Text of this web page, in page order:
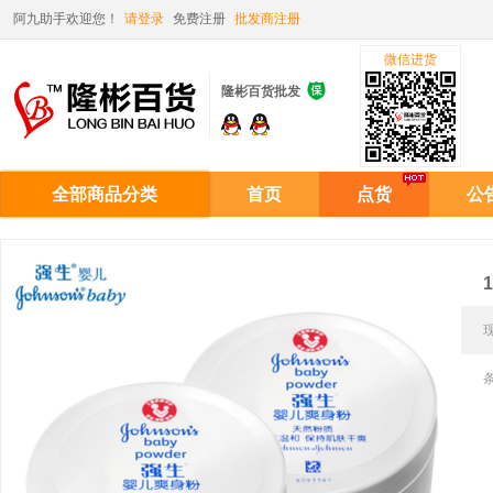
阿九助手欢迎您！ 请登录 免费注册 批发商注册
隆彬百货批发 
微信进货
全部商品分类 首页 点货 公